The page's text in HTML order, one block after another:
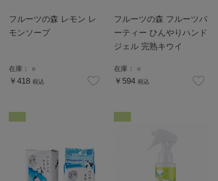
フルーツの森 レモン レ
モンソープ
在庫： ○
￥418 税込
フルーツの森 フルーツパ
ーティー ひんやりハンド
ジェル 完熟キウイ
在庫： ○
￥594 税込